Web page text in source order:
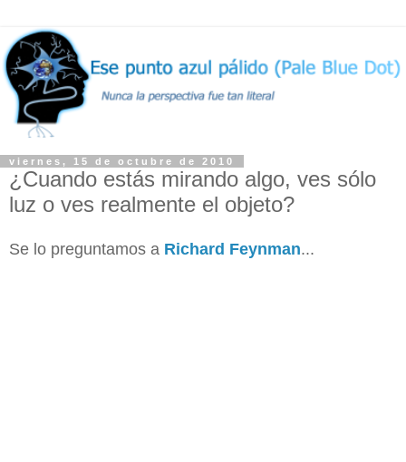
viernes, 15 de octubre de 2010
¿Cuando estás mirando algo, ves sólo
luz o ves realmente el objeto?
Se lo preguntamos a Richard Feynman...